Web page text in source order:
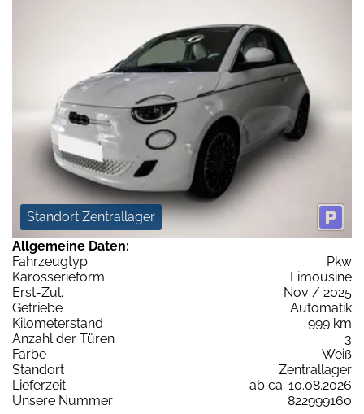
Standort Zentrallager
Allgemeine Daten:
Fahrzeugtyp
Pkw
Karosserieform
Limousine
Erst-Zul.
Nov / 2025
Getriebe
Automatik
Kilometerstand
999 km
Anzahl der Türen
3
Farbe
Weiß
Standort
Zentrallager
Lieferzeit
ab ca. 10.08.2026
Unsere Nummer
822999160